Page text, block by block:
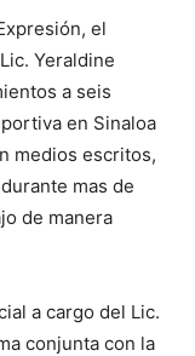
el
Yeraldine
a seis
en Sinaloa
medios escritos,
mas de
de manera
a cargo del Lic.
conjunta con la